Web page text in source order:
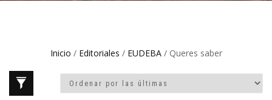
Inicio / Editoriales / EUDEBA/ Queres saber